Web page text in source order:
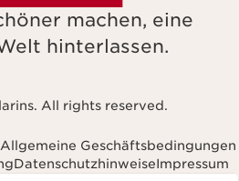
machen, eine
hinterlassen.
All rights reserved.
Geschäftsbedingungen
DatenschutzhinweiseImpressum